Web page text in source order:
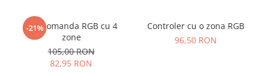
-21%
Telecomanda RGB cu 4
zone
105,00 RON
82,95 RON
Controler cu o zona RGB
96,50 RON